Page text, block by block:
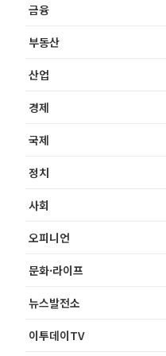
금융
부동산
산업
경제
국제
정치
사회
오피니언
문화·라이프
뉴스발전소
이투데이TV